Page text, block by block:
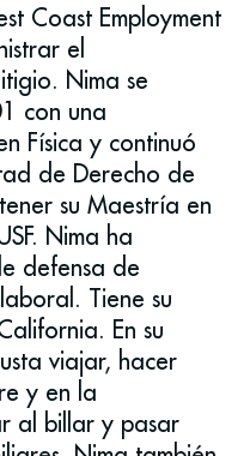
Coast Employment
el
Nima se
con una
Física y continuó
de Derecho de
su Maestría en
Nima ha
defensa de
Tiene su
En su
viajar, hacer
y en la
al billar y pasar